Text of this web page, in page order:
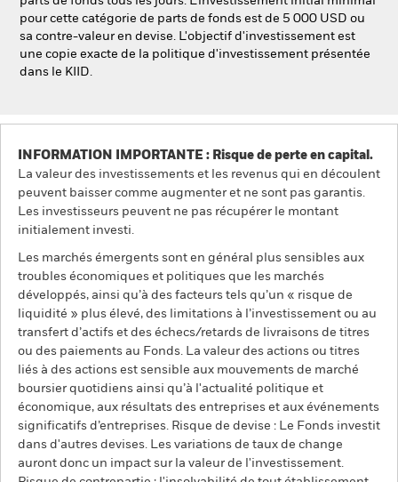
pour cette catégorie de parts de fonds est de 5 000 USD ou
sa contre-valeur en devise. L'objectif d'investissement est
une copie exacte de la politique d'investissement présentée
dans le KIID.
INFORMATION IMPORTANTE : Risque de perte en capital.
La valeur des investissements et les revenus qui en découlent
peuvent baisser comme augmenter et ne sont pas garantis.
Les investisseurs peuvent ne pas récupérer le montant
initialement investi.
Les marchés émergents sont en général plus sensibles aux
troubles économiques et politiques que les marchés
développés, ainsi qu’à des facteurs tels qu’un « risque de
liquidité » plus élevé, des limitations à l’investissement ou au
transfert d’actifs et des échecs/retards de livraisons de titres
ou des paiements au Fonds. La valeur des actions ou titres
liés à des actions est sensible aux mouvements de marché
boursier quotidiens ainsi qu’à l'actualité politique et
économique, aux résultats des entreprises et aux événements
significatifs d’entreprises. Risque de devise : Le Fonds investit
dans d'autres devises. Les variations de taux de change
auront donc un impact sur la valeur de l'investissement.